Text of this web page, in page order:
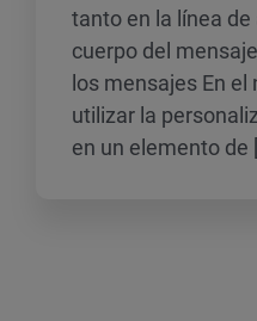
tanto en la línea de
cuerpo del
los mensajes En
utilizar la
en un elemento de